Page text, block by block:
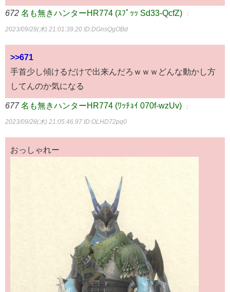
672 名も無きハンターHR774 (ｽﾌﾟｯｯ Sd33-QcfZ) ：
2023/09/28(木) 21:01:39.20 ID:DGnsQgOBd
>>671
手首少し傾けるだけで出来んだろｗｗｗどんな動かし方
してんのか気になる
677 名も無きハンターHR774 (ﾜｯﾁｮｲ 070f-wzUv) ：
2023/09/28(木) 21:05:46.97 ID:OLHD72pq0
おっしゃれー